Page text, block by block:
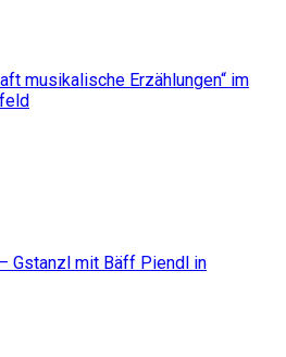
musikalische Erzählungen“ im
Gstanzl mit Bäff Piendl in